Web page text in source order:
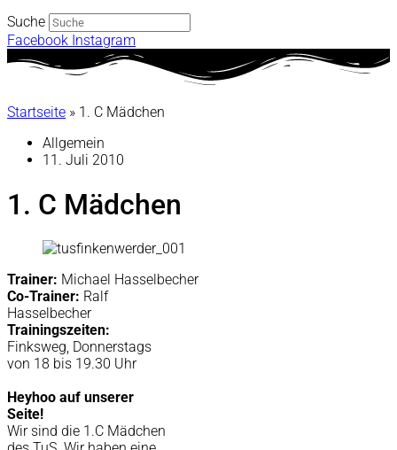
Suche
Facebook Instagram
Startseite » 1. C Mädchen
Allgemein
11. Juli 2010
1. C Mädchen
Trainer: Michael Hasselbecher
Co-Trainer: Ralf
Hasselbecher
Trainingszeiten:
Finksweg, Donnerstags
von 18 bis 19.30 Uhr
Heyhoo auf unserer
Seite!
Wir sind die 1.C Mädchen